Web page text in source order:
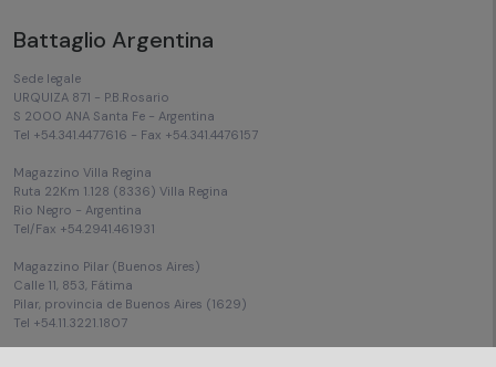
Battaglio Argentina
Sede legale
URQUIZA 871 - P.B.Rosario
S 2000 ANA Santa Fe - Argentina
Tel +54.341.4477616 - Fax +54.341.4476157
Magazzino Villa Regina
Ruta 22Km 1.128 (8336) Villa Regina
Rio Negro - Argentina
Tel/Fax +54.2941.461931
Magazzino Pilar (Buenos Aires)
Calle 11, 853, Fátima
Pilar, provincia de Buenos Aires (1629)
Tel +54.11.3221.1807